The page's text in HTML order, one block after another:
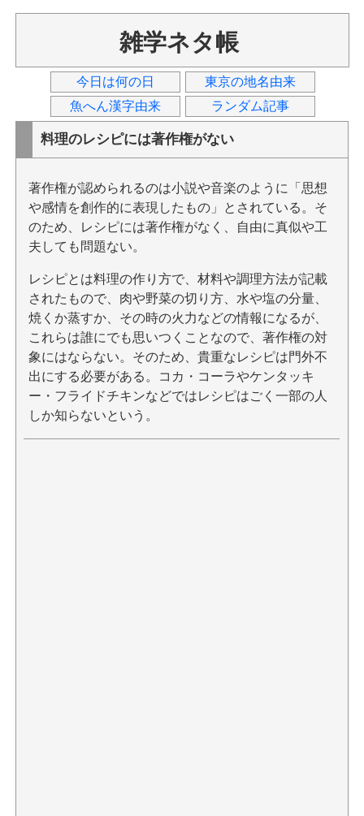
雑学ネタ帳
今日は何の日
東京の地名由来
魚へん漢字由来
ランダム記事
料理のレシピには著作権がない
著作権が認められるのは小説や音楽のように「思想
や感情を創作的に表現したもの」とされている。そ
のため、レシピには著作権がなく、自由に真似や工
夫しても問題ない。
レシピとは料理の作り方で、材料や調理方法が記載
されたもので、肉や野菜の切り方、水や塩の分量、
焼くか蒸すか、その時の火力などの情報になるが、
これらは誰にでも思いつくことなので、著作権の対
象にはならない。そのため、貴重なレシピは門外不
出にする必要がある。コカ・コーラやケンタッキ
ー・フライドチキンなどではレシピはごく一部の人
しか知らないという。